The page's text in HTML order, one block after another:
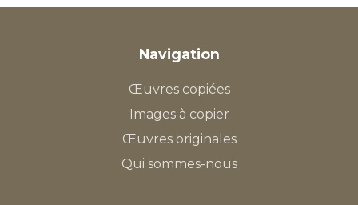
Navigation
Œuvres copiées
Images à copier
Œuvres originales
Qui sommes-nous